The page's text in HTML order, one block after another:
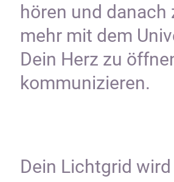
hören und danach
mehr mit dem
Dein Herz zu
kommunizieren.
Dein Lichtgrid